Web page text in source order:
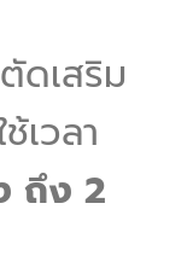
ดเสริม
เวลา
ถึง 2